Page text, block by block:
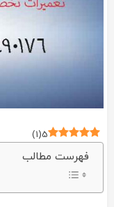
5
(
1
)
فهرست مطالب